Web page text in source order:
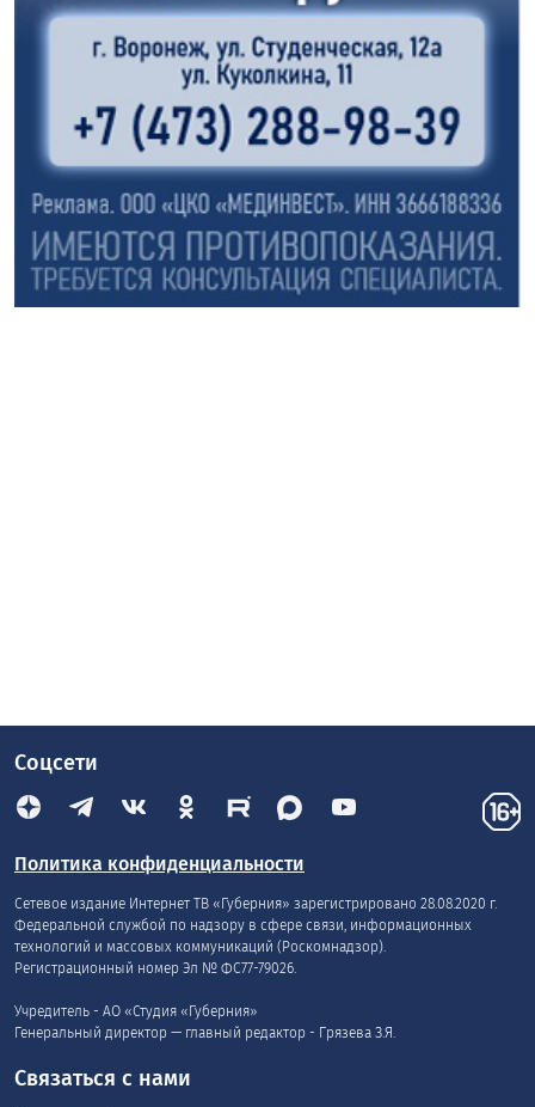
Соцсети
Политика конфиденциальности
Сетевое издание Интернет ТВ «Губерния» зарегистрировано 28.08.2020 г.
Федеральной службой по надзору в сфере связи, информационных
технологий и массовых коммуникаций (Роскомнадзор).
Регистрационный номер Эл № ФС77-79026.
Учредитель - АО «Студия «Губерния»
Генеральный директор — главный редактор - Грязева З.Я.
Связаться с нами